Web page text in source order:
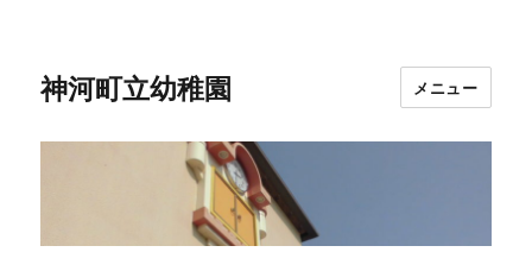
神河町立幼稚園 メニュー